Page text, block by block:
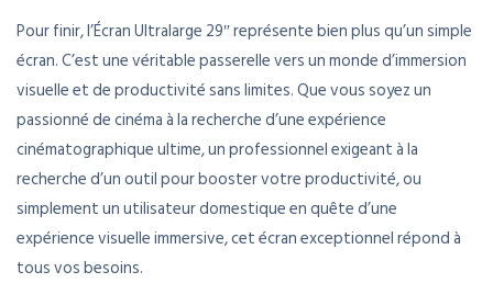
Pour finir, l’Écran Ultralarge 29″ représente bien plus qu’un simple
écran. C’est une véritable passerelle vers un monde d’immersion
visuelle et de productivité sans limites. Que vous soyez un
passionné de cinéma à la recherche d’une expérience
cinématographique ultime, un professionnel exigeant à la
recherche d’un outil pour booster votre productivité, ou
simplement un utilisateur domestique en quête d’une
expérience visuelle immersive, cet écran exceptionnel répond à
tous vos besoins.